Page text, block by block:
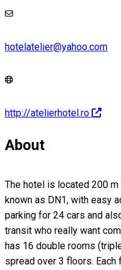
hotelatelier@yahoo.com
http://atelierhotel.ro
About
The hotel is located 200
known as DN1, with easy
parking for 24 cars and
transit who really want
has 16 double rooms
spread over 3 floors. Each